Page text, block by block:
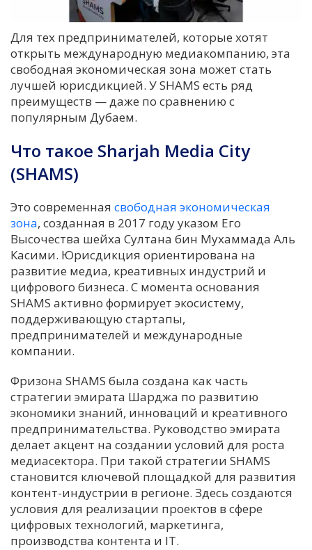
Для тех предпринимателей, которые хотят
открыть международную медиакомпанию, эта
свободная экономическая зона может стать
лучшей юрисдикцией. У SHAMS есть ряд
преимуществ — даже по сравнению с
популярным Дубаем.
Что такое Sharjah Media City
(SHAMS)
Это современная свободная экономическая
зона, созданная в 2017 году указом Его
Высочества шейха Султана бин Мухаммада Аль
Касими. Юрисдикция ориентирована на
развитие медиа, креативных индустрий и
цифрового бизнеса. С момента основания
SHAMS активно формирует экосистему,
поддерживающую стартапы,
предпринимателей и международные
компании.
Фризона SHAMS была создана как часть
стратегии эмирата Шарджа по развитию
экономики знаний, инноваций и креативного
предпринимательства. Руководство эмирата
делает акцент на создании условий для роста
медиасектора. При такой стратегии SHAMS
становится ключевой площадкой для развития
контент-индустрии в регионе. Здесь создаются
условия для реализации проектов в сфере
цифровых технологий, маркетинга,
производства контента и IT.